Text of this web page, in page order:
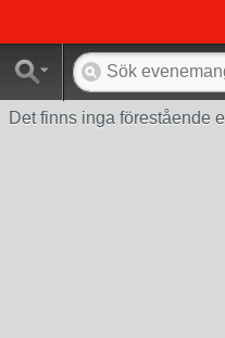
Det finns inga förestående